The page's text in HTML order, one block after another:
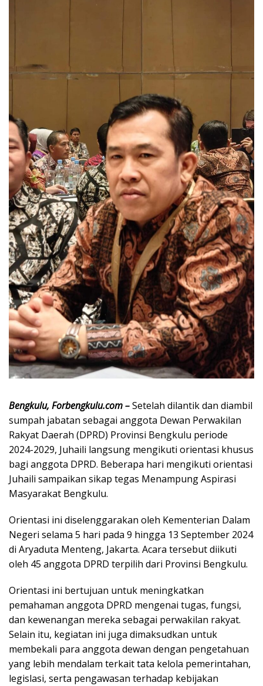
Bengkulu, Forbengkulu.com –Setelah dilantik dan diambil
sumpah jabatan sebagai anggota Dewan Perwakilan
Rakyat Daerah (DPRD) Provinsi Bengkulu periode
2024-2029, Juhaili langsung mengikuti orientasi khusus
bagi anggota DPRD. Beberapa hari mengikuti orientasi
Juhaili sampaikan sikap tegas Menampung Aspirasi
Masyarakat Bengkulu.
Orientasi ini diselenggarakan oleh Kementerian Dalam
Negeri selama 5 hari pada 9 hingga 13 September 2024
di Aryaduta Menteng, Jakarta. Acara tersebut diikuti
oleh 45 anggota DPRD terpilih dari Provinsi Bengkulu.
Orientasi ini bertujuan untuk meningkatkan
pemahaman anggota DPRD mengenai tugas, fungsi,
dan kewenangan mereka sebagai perwakilan rakyat.
Selain itu, kegiatan ini juga dimaksudkan untuk
membekali para anggota dewan dengan pengetahuan
yang lebih mendalam terkait tata kelola pemerintahan,
legislasi, serta pengawasan terhadap kebijakan